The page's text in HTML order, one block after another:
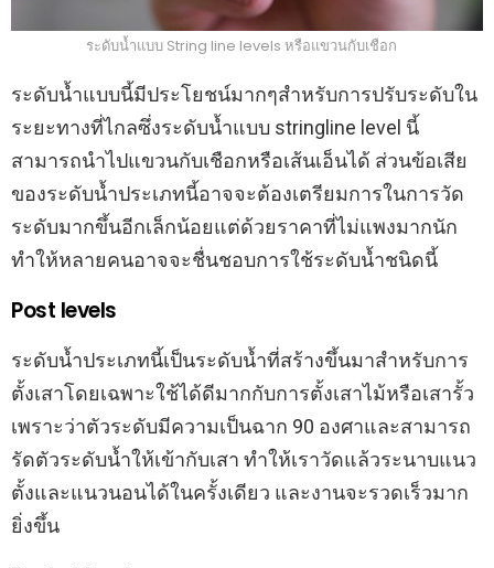
ระดับน้ำแบบ String line levels หรือแขวนกับเชือก
ระดับน้ำแบบนี้มีประโยชน์มากๆสำหรับการปรับระดับใน
ระยะทางที่ไกลซึ่งระดับน้ำแบบ stringline level นี้
สามารถนำไปแขวนกับเชือกหรือเส้นเอ็นได้ ส่วนข้อเสีย
ของระดับน้ำประเภทนี้อาจจะต้องเตรียมการในการวัด
ระดับมากขึ้นอีกเล็กน้อยแต่ด้วยราคาที่ไม่แพงมากนัก
ทำให้หลายคนอาจจะชื่นชอบการใช้ระดับน้ำชนิดนี้
Post levels
ระดับน้ำประเภทนี้เป็นระดับน้ำที่สร้างขึ้นมาสำหรับการ
ตั้งเสาโดยเฉพาะใช้ได้ดีมากกับการตั้งเสาไม้หรือเสารั้ว
เพราะว่าตัวระดับมีความเป็นฉาก 90 องศาและสามารถ
รัดตัวระดับน้ำให้เข้ากับเสา ทำให้เราวัดแล้วระนาบแนว
ตั้งและแนวนอนได้ในครั้งเดียว และงานจะรวดเร็วมาก
ยิ่งขึ้น